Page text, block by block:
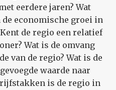
eerdere jaren? Wat
economische groei in
de regio een relatief
Wat is de omvang
van de regio? Wat is de
waarde naar
is de regio in